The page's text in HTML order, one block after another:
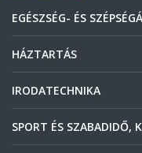
EGÉSZSÉG- ÉS
HÁZTARTÁS
IRODATECHNIKA
SPORT ÉS SZABADIDŐ,